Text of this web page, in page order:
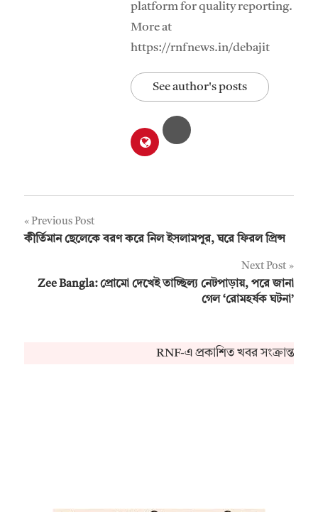
platform for quality reporting.
More at
https://rnfnews.in/debajit
See author's posts
Post
Previous Post
কীর্তিমান ছেলেকে বরণ করে নিল ইসলামপুর, ঘরে ফিরল প্রিন্স
Next Post
Zee Bangla: প্রোমো দেখেই তাচ্ছিল্য নেটপাড়ায়, পরে জানা
গেল ‘রোমহর্ষক ঘটনা’
RNF-এ প্রকাশিত খবর সংক্রান্ত